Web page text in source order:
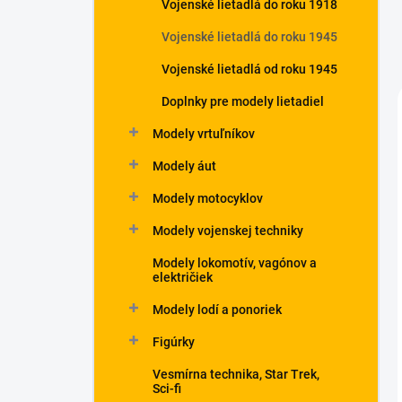
Vojenské lietadlá do roku 1918
Vojenské lietadlá do roku 1945
Vojenské lietadlá od roku 1945
Doplnky pre modely lietadiel
Modely vrtuľníkov
Modely áut
Modely motocyklov
Modely vojenskej techniky
Modely lokomotív, vagónov a
električiek
Modely lodí a ponoriek
Figúrky
Vesmírna technika, Star Trek,
Sci-fi